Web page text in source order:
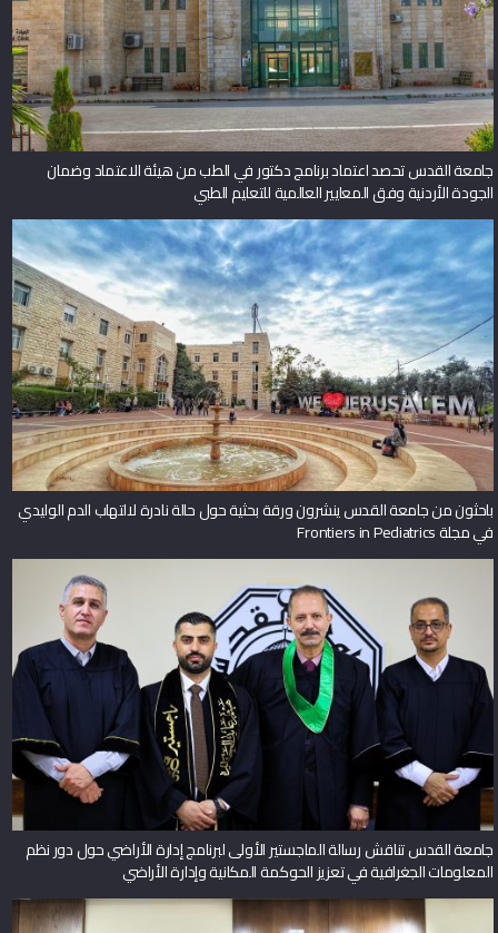
جامعة القدس تحصد اعتماد برنامج دكتور في الطب من هيئة الاعتماد وضمان
الجودة الأردنية وفق المعايير العالمية للتعليم الطبي
باحثون من جامعة القدس ينشرون ورقة بحثية حول حالة نادرة لالتهاب الدم الوليدي
في مجلة Frontiers in Pediatrics
جامعة القدس تناقش رسالة الماجستير الأولى لبرنامج إدارة الأراضي حول دور نظم
المعلومات الجغرافية في تعزيز الحوكمة المكانية وإدارة الأراضي